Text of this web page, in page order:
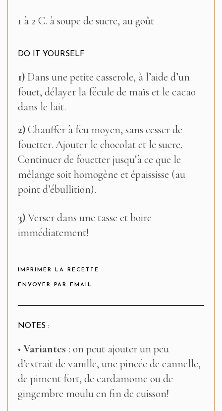
1 à 2 C. à soupe de sucre, au goût
DO IT YOURSELF
1) Dans une petite casserole, à l’aide d’un
fouet, délayer la fécule de maïs et le cacao
dans le lait.
2)Chauffer à feu moyen, sans cesser de
fouetter. Ajouter le chocolat et le sucre.
Continuer de fouetter jusqu’à ce que le
mélange soit homogène et épaississe (au
point d’ébullition).
3)Verser dans une tasse et boire
immédiatement!
IMPRIMER LA RECETTE
ENVOYER PAR EMAIL
NOTES :
• Variantes : on peut ajouter un peu
d’extrait de vanille, une pincée de cannelle,
de piment fort, de cardamome ou de
gingembre moulu en fin de cuisson!